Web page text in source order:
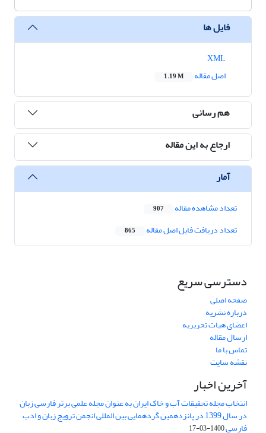
فایل ها
اصل مقاله
1.19 M
هم رسانی
ارجاع به این مقاله
آمار
تعداد مشاهده مقاله 907
تعداد دریافت فایل اصل مقاله 865
دسترسی سریع
صفحه اصلی
درباره نشریه
اعضای هیات تحریریه
ارسال مقاله
تماس با ما
نقشه سایت
آخرین اخبار
انتخاب مجله تحقیقات آب و خاک ایران به عنوان مجله علمی برتر فارسی زبان
در سال 1399 در پانزدهمین گردهمایی بین المللی انجمن ترویج زبان و ادب
فارسی1400-03-17